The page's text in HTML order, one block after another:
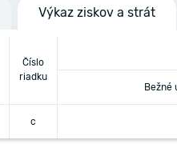
Výkaz ziskov a strát
Číslo
riadku
Bežné
c